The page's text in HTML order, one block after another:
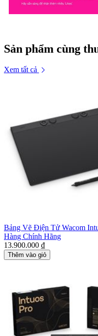
Sản phẩm cùng
Xem tất cả
Bảng Vẽ Điện Tử Wacom
Hàng Chính Hãng
13.900.000 ₫
Thêm vào giỏ